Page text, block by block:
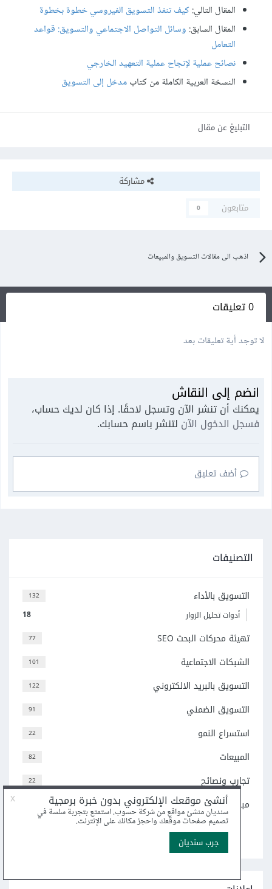
المقال التالي:كيف تنفذ التسويق الفيروسي خطوة بخطوة
المقال السابق: وسائل التواصل الاجتماعي والتسويق: قواعد
التعامل
نصائح عملية لإنجاح عملية التعهيد الخارجي
النسخة العربية الكاملة من كتابمدخل إلى التسويق
التبليغ عن مقال
مشاركة
متابعون
0
اذهب الى مقالات التسويق والمبيعات
0 تعليقات
لا توجد أية تعليقات بعد
انضم إلى النقاش
يمكنك أن تنشر الآن وتسجل لاحقًا. إذا كان لديك حساب،
فسجل الدخول الآن لتنشر باسم حسابك.
أضف تعليق
التصنيفات
132 التسويق بالأداء
18 أدوات تحليل الزوار
77 تهيئة محركات البحث SEO
101 الشبكات الاجتماعية
122 التسويق بالبريد الالكتروني
91 التسويق الضمني
22 استسراع النمو
82 المبيعات
22 تجارب ونصائح
مبادئ علم التسويق
اعرض جميع التصنيفات